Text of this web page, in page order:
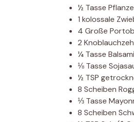
½ Tasse
1 kolossale
4 Große
2
¼ Tasse
⅛ Tasse
½ TSP
8 Scheiben
⅓ Tasse
8 Scheiben